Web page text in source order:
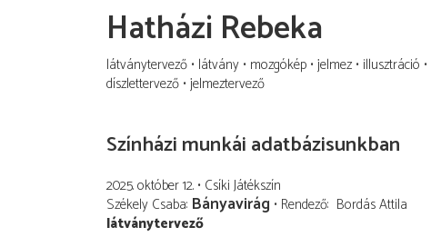
Hatházi Rebeka
látványtervező látvány mozgókép jelmez illusztráció
díszlettervező jelmeztervező
Színházi munkái adatbázisunkban
2025. október 12. Csíki Játékszín
Székely Csaba Bányavirág Rendező Bordás Attila
látványtervező